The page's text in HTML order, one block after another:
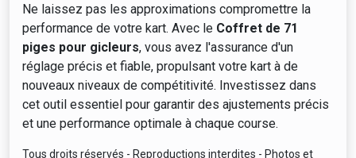
Ne laissez pas les approximations compromettre la
performance de votre kart. Avec le Coffret de 71
piges pour gicleurs, vous avez l'assurance d'un
réglage précis et fiable, propulsant votre kart à de
nouveaux niveaux de compétitivité. Investissez dans
cet outil essentiel pour garantir des ajustements précis
et une performance optimale à chaque course.
Tous droits réservés - Reproductions interdites - Photos et